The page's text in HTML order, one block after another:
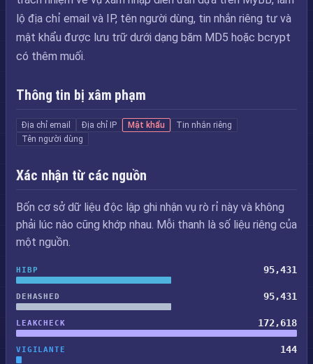
lộ địa chỉ email và IP, tên người dùng, tin nhắn riêng tư và
mật khẩu được lưu trữ dưới dạng băm MD5 hoặc bcrypt
có thêm muối.
Thông tin bị xâm phạm
Địa chỉ email Địa chỉ IP Mật khẩu
Tin nhắn riêng
Tên người dùng
Xác nhận từ các nguồn
Bốn cơ sở dữ liệu độc lập ghi nhận vụ rò rỉ này và không
phải lúc nào cũng khớp nhau. Mỗi thanh là số liệu riêng của
một nguồn.
HIBP 95,431
DEHASHED 95,431
LEAKCHECK 172,618
VIGILANTE 144